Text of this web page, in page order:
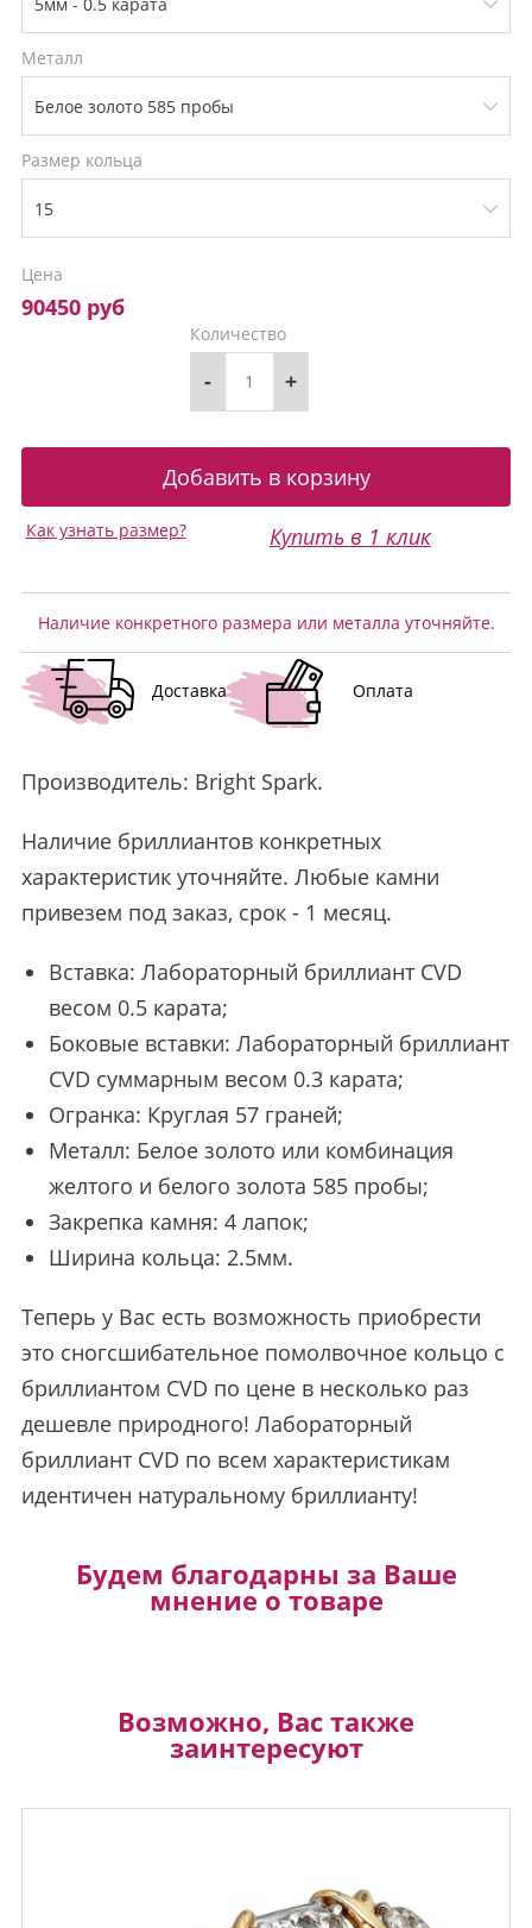
Металл
Размер кольца
Цена
90450 руб
Количество
- +
Купить в 1 клик
Как узнать размер?
Наличие конкретного размера или металла уточняйте.
Доставка Оплата
Производитель: Bright Spark.
Наличие бриллиантов конкретных
характеристик уточняйте. Любые камни
привезем под заказ, срок - 1 месяц.
Вставка: Лабораторный бриллиант CVD
весом 0.5 карата;
Боковые вставки: Лабораторный бриллиант
CVD суммарным весом 0.3 карата;
Огранка: Круглая 57 граней;
Металл: Белое золото или комбинация
желтого и белого золота 585 пробы;
Закрепка камня: 4 лапок;
Ширина кольца: 2.5мм.
Теперь у Вас есть возможность приобрести
это сногсшибательное помолвочное кольцо с
бриллиантом CVD по цене в несколько раз
дешевле природного! Лабораторный
бриллиант CVD по всем характеристикам
идентичен натуральному бриллианту!
Будем благодарны за Ваше
мнение о товаре
Возможно, Вас также
заинтересуют